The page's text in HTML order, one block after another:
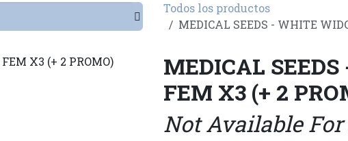
Todos los productos
MEDICAL SEEDS - WHITE
MEDICAL
FEM X3 (+ 2
Not Available For